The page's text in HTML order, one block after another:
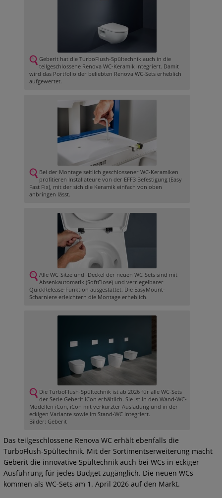
Geberit hat die TurboFlush-Spültechnik auch in die
teilgeschlossene Renova WC-Keramik integriert. Damit
wird das Portfolio der beliebten Renova WC-Sets erheblich
aufgewertet.
Bei der Montage seitlich geschlossener WC-Keramiken
profitieren Installateure von der EFF3 Befestigung (Easy
Fast Fix), mit der sich die Keramik einfach von oben
anbringen lässt.
Alle WC-Sitze und -Deckel der neuen WC-Sets sind mit
Absenkautomatik (SoftClose) und verriegelbarer
QuickRelease-Funktion ausgestattet. Die EasyMount-
Scharniere erleichtern die Montage erheblich.
Die TurboFlush-Spültechnik ist ab 2026 für alle WC-Sets
der Serie Geberit iCon erhältlich. Sie ist in den Wand-WC-
Modellen iCon, iCon mit verkürzter Ausladung und in der
eckigen Variante sowie im Stand-WC integriert.
Bilder: Geberit
Das teilgeschlossene Renova WC erhält ebenfalls die
TurboFlush-Spültechnik. Mit der Sortimentserweiterung macht
Geberit die innovative Spültechnik auch bei WCs in eckiger
Ausführung für jedes Budget zugänglich. Die neuen WCs
kommen als WC-Sets am 1. April 2026 auf den Markt.